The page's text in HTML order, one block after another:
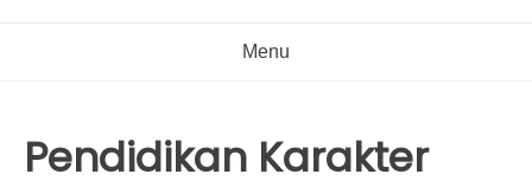
Menu
Pendidikan Karakter